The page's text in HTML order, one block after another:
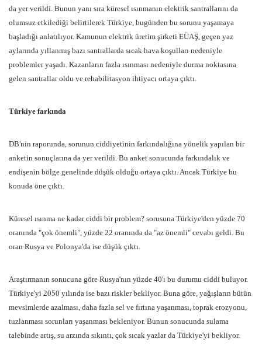
da yer verildi. Bunun yanı sıra küresel ısınmanın elektrik santrallarını da
olumsuz etkilediği belirtilerek Türkiye, bugünden bu sorunu yaşamaya
başladığı anlatılıyor. Kamunun elektrik üretim şirketi EÜAŞ, geçen yaz
aylarında yıllanmış bazı santrallarda sıcak hava koşulları nedeniyle
problemler yaşadı. Kazanların fazla ısınması nedeniyle durma noktasına
gelen santrallar oldu ve rehabilitasyon ihtiyacı ortaya çıktı.
Türkiye farkında
DB'nin raporunda, sorunun ciddiyetinin farkındalığına yönelik yapılan bir
anketin sonuçlarına da yer verildi. Bu anket sonucunda farkındalık ve
endişenin bölge genelinde düşük olduğu ortaya çıktı. Ancak Türkiye bu
konuda öne çıktı.
Küresel ısınma ne kadar ciddi bir problem? sorusuna Türkiye'den yüzde 70
oranında "çok önemli", yüzde 22 oranında da "az önemli" cevabı geldi. Bu
oran Rusya ve Polonya'da ise düşük çıktı.
Araştırmanın sonucuna göre Rusya'nın yüzde 40'ı bu durumu ciddi buluyor.
Türkiye'yi 2050 yılında ise bazı riskler bekliyor. Buna göre, yağışların bütün
mevsimlerde azalması, daha fazla sel ve fırtına yaşanması, toprak erozyonu,
tuzlanması sorunları yaşanması bekleniyor. Bunun sonucunda sulama
talebinde artış, su arzında sıkıntı, çok sıcak yazlar da Türkiye'yi bekliyor.